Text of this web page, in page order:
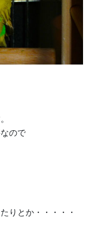
ので
りとか・・・・・